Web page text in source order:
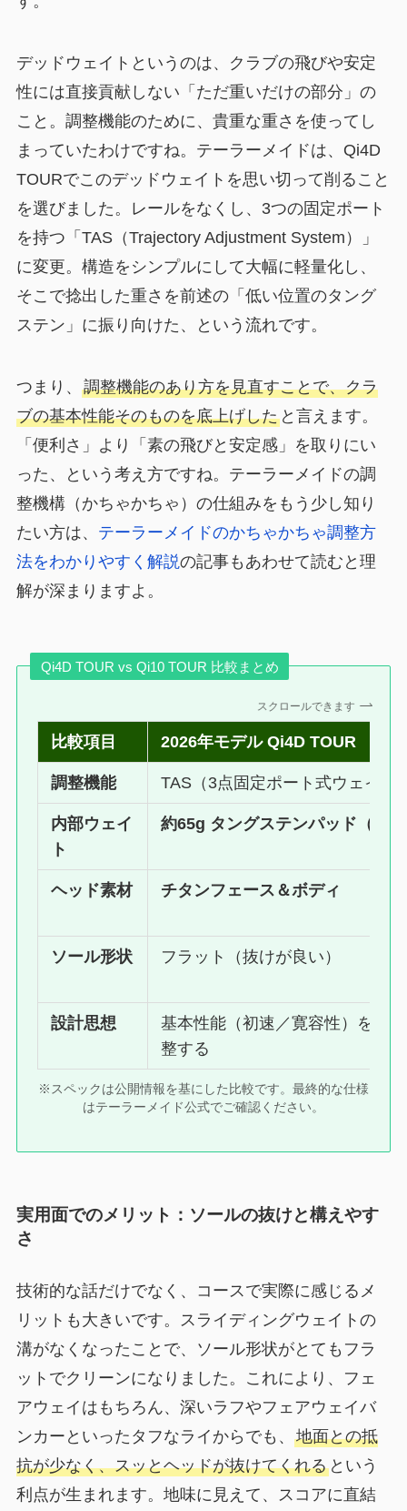
デッドウェイトというのは、クラブの飛びや安定
性には直接貢献しない「ただ重いだけの部分」の
こと。調整機能のために、貴重な重さを使ってし
まっていたわけですね。テーラーメイドは、Qi4D
TOURでこのデッドウェイトを思い切って削ること
を選びました。レールをなくし、3つの固定ポート
を持つ「TAS（Trajectory Adjustment System）」
に変更。構造をシンプルにして大幅に軽量化し、
そこで捻出した重さを前述の「低い位置のタング
ステン」に振り向けた、という流れです。
つまり、 調整機能のあり方を見直すことで、クラ
ブの基本性能そのものを底上げしたと言えます。
「便利さ」より「素の飛びと安定感」を取りにい
った、という考え方ですね。テーラーメイドの調
整機構（かちゃかちゃ）の仕組みをもう少し知り
たい方は、 テーラーメイドのかちゃかちゃ調整方
法をわかりやすく解説の記事もあわせて読むと理
解が深まりますよ。
Qi4D TOUR vs Qi10 TOUR 比較まとめ
スクロールできます
比較項目 2026年モデル Qi4D TOUR
調整機能 TAS（3点固定ポート式ウェイト
内部ウェイ
ト
約65g タングステンパッド（超
ヘッド素材 チタンフェース＆ボディ
ソール形状 フラット（抜けが良い）
設計思想
基本性能（初速／寛容性）を最
整する
※スペックは公開情報を基にした比較です。最終的な仕様
はテーラーメイド公式でご確認ください。
実用面でのメリット：ソールの抜けと構えやす
さ
技術的な話だけでなく、コースで実際に感じるメ
リットも大きいです。スライディングウェイトの
溝がなくなったことで、ソール形状がとてもフラ
ットでクリーンになりました。これにより、フェ
アウェイはもちろん、深いラフやフェアウェイバ
ンカーといったタフなライからでも、 地面との抵
抗が少なく、スッとヘッドが抜けてくれるという
利点が生まれます。地味に見えて、スコアに直結